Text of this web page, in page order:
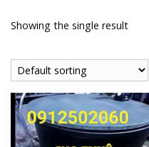
Showing the single result